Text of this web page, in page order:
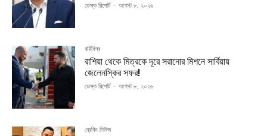
ডেস্ক রিপোর্ট - আগস্ট ৮, ২০২৬
বর্হিবিশ্ব
রাশিয়া থেকে মিত্রকে দূরে সরানোর মিশনে সার্বিয়ায়
জেলেনস্কির সফর!
ডেস্ক রিপোর্ট - আগস্ট ৮, ২০২৬
ব্রেকিং নিউজ